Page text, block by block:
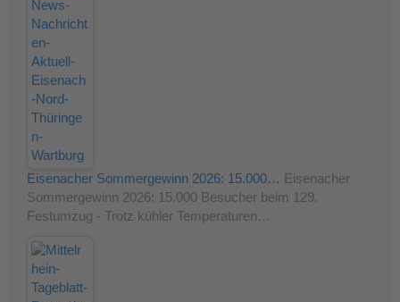
Eisenacher Sommergewinn 2026: 15.000… Eisenacher
Sommergewinn 2026: 15.000 Besucher beim 129.
Festumzug - Trotz kühler Temperaturen…